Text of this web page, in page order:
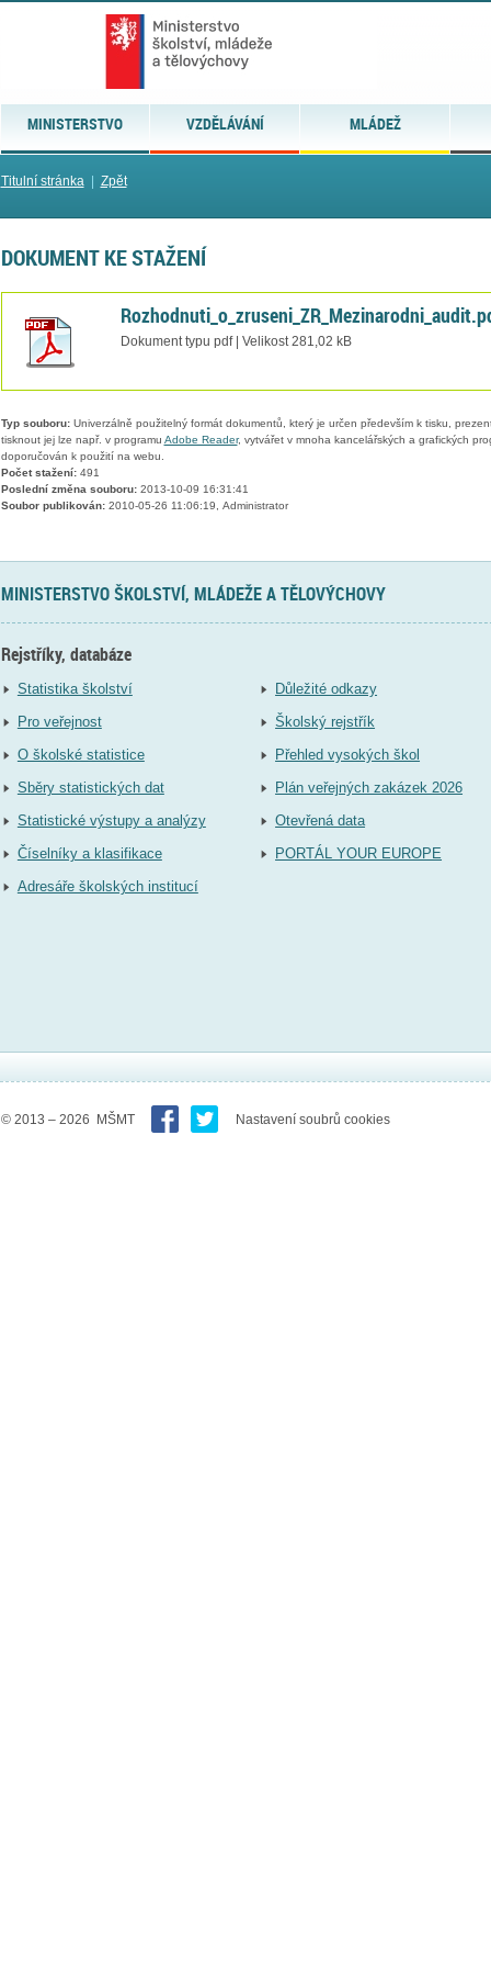
MINISTERSTVO VZDĚLÁVÁNÍ MLÁDEŽ
Titulní stránka| Zpět
DOKUMENT KE STAŽENÍ
Dokument typu pdf | Velikost 281,02 kB
Typ souboru:Univerzálně použitelný formát dokumentů, který je určen především k tisku,
tisknout jej lze např. v programu Adobe Reader, vytvářet v mnoha kancelářských a grafických
doporučován k použití na webu.
Počet stažení:491
Poslední změna souboru:2013-10-09 16:31:41
Soubor publikován:2010-05-26 11:06:19, Administrator
MINISTERSTVO ŠKOLSTVÍ, MLÁDEŽE A TĚLOVÝCHOVY
Rejstříky, databáze
Statistika školství
Pro veřejnost
O školské statistice
Sběry statistických dat
Statistické výstupy a analýzy
Číselníky a klasifikace
Adresáře školských institucí
Důležité odkazy
Školský rejstřík
Přehled vysokých škol
Plán veřejných zakázek 2026
Otevřená data
PORTÁL YOUR EUROPE
© 2013 – 2026 MŠMT Nastavení soubrů cookies